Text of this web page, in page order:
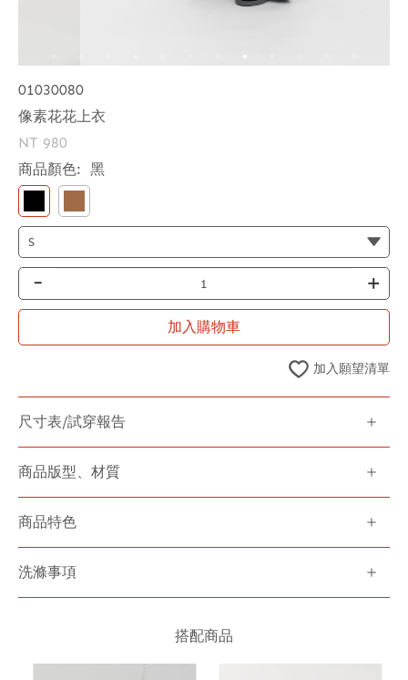
01030080
像素花花上衣
NT 980
商品顏色: 黑
- +
加入購物車
加入願望清單
尺寸表/試穿報告
商品版型、材質
商品特色
洗滌事項
搭配商品